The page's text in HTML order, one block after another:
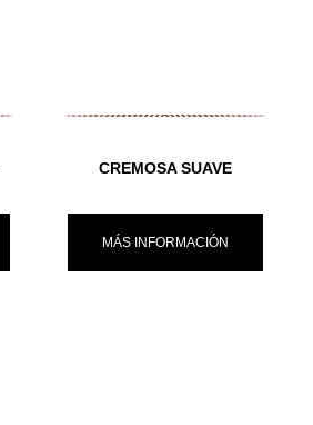
CREMOSA SUAVE
MÁS INFORMACIÓN